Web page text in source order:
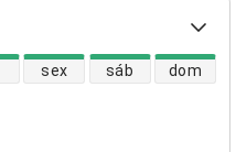
sex sáb dom